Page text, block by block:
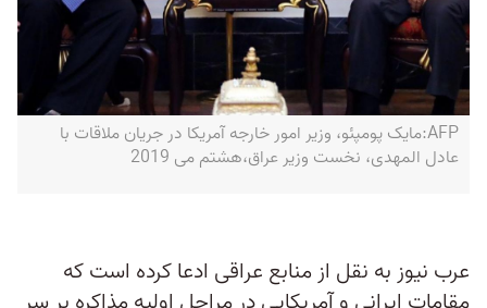
AFP:مایک پومپئو، وزیر امور خارجه آمریکا در جریان ملاقات با
عادل المهدی، نخست وزیر عراق،هشتم می 2019
عرب نیوز به نقل از منابع عراقی ادعا کرده است که